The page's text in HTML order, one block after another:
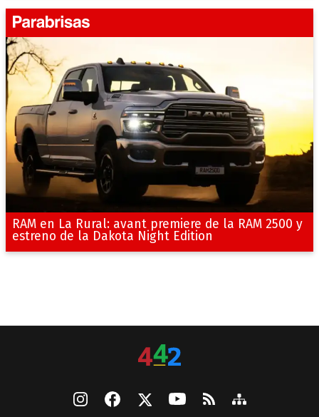
RAM en La Rural: avant premiere de la RAM 2500 y
estreno de la Dakota Night Edition